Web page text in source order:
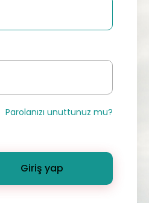
Parolanızı unuttunuz mu?
Giriş yap